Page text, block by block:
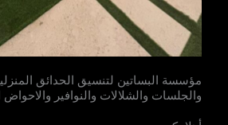
مؤسسة البساتين لتنسيق الحدائق
والجلسات والشلالات والنوافير والاحواض